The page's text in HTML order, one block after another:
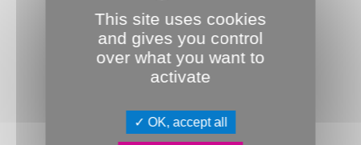
Jeudi 14 novembre 2024, 18h00, salle
des assemblées, se tiendra le
prochain conseil d’Amiens Métropole.
This site uses cookies
and gives you control
over what you want to
activate
OK, accept all